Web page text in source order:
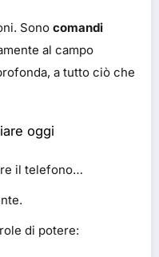
Sono comandi
al campo
a tutto ciò che
oggi
il telefono…
di potere: